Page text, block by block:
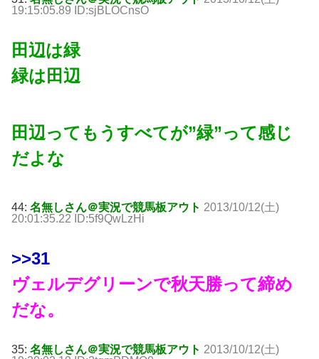
19:15:05.89 ID:sjBLOCnsO
田辺は緑
緑は田辺
田辺ってもうすべてが”緑”って感じ
だよな
44: 名無しさん＠実況で競馬板アウト 2013/10/12(土)
20:01:35.22 ID:5f9QwLzHi
>>31
ヴェルデグリーンで秋天勝って締め
だな。
35: 名無しさん＠実況で競馬板アウト 2013/10/12(土)